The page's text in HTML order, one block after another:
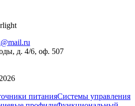
д. 4/6, оф. 507
питанияСистемы управления